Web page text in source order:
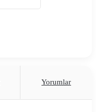
Yorumlar